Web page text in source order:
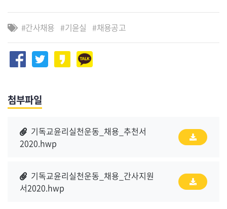
간사채용 기윤실 채용공고
첨부파일
기독교윤리실천운동_채용_추천서
2020.hwp
기독교윤리실천운동_채용_간사지원
서2020.hwp